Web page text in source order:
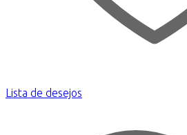
Lista de desejos